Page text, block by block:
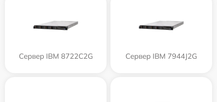
Сервер IBM 8722C2G Сервер IBM 7944J2G